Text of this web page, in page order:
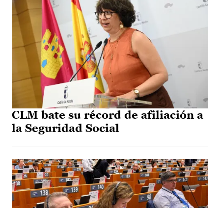
CLM bate su récord de afiliación a
la Seguridad Social